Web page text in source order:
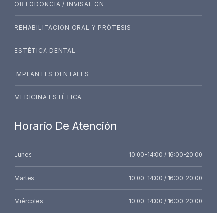
ORTODONCIA / INVISALIGN
REHABILITACIÓN ORAL Y PRÓTESIS
ESTÉTICA DENTAL
IMPLANTES DENTALES
MEDICINA ESTÉTICA
Horario De Atención
Lunes 10:00-14:00 / 16:00-20:00
Martes 10:00-14:00 / 16:00-20:00
Miércoles 10:00-14:00 / 16:00-20:00